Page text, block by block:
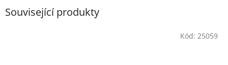
Související produkty
Kód: 25059